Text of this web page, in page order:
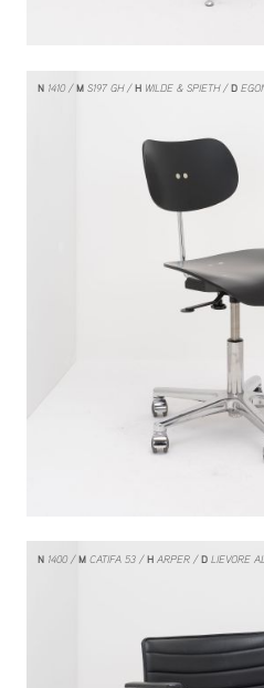
N 1410 M S197 GH HWILDE & SPIETH D
N1400 MCATIFA 53 HARPER DLIEVORE